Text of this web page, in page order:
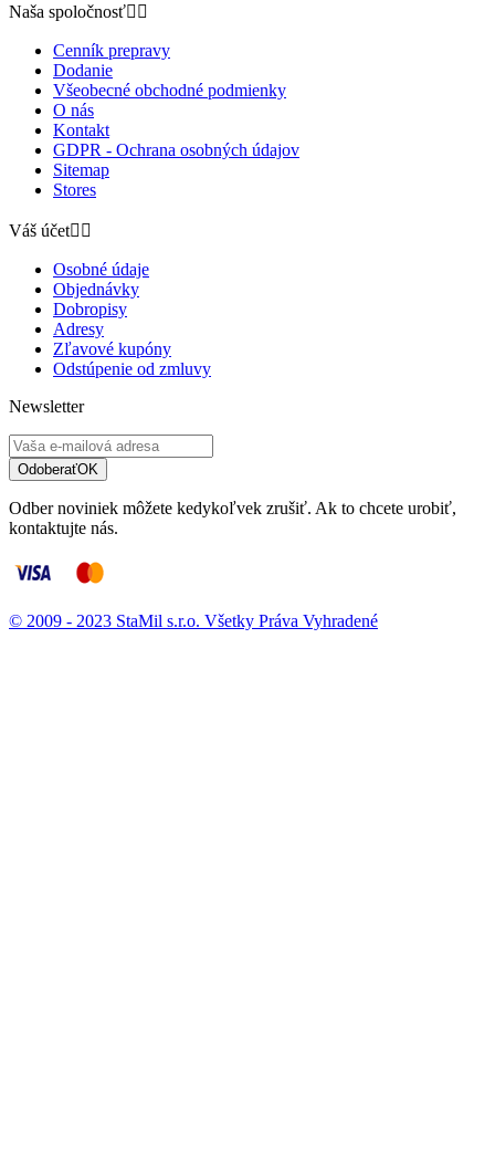
Naša spoločnosť 
Cenník prepravy
Dodanie
Všeobecné obchodné podmienky
O nás
Kontakt
GDPR - Ochrana osobných údajov
Sitemap
Stores
Váš účet 
Osobné údaje
Objednávky
Dobropisy
Adresy
Zľavové kupóny
Odstúpenie od zmluvy
Newsletter
OdoberaťOK
Odber noviniek môžete kedykoľvek zrušiť. Ak to chcete urobiť,
kontaktujte nás.
© 2009 - 2023 StaMil s.r.o. Všetky Práva Vyhradené